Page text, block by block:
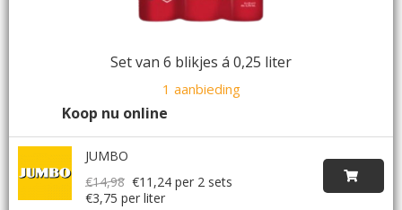
Set van 6 blikjes á 0,25 liter
1 aanbieding
Koop nu online
JUMBO
€14,98 €11,24 per 2 sets
€3,75 per liter